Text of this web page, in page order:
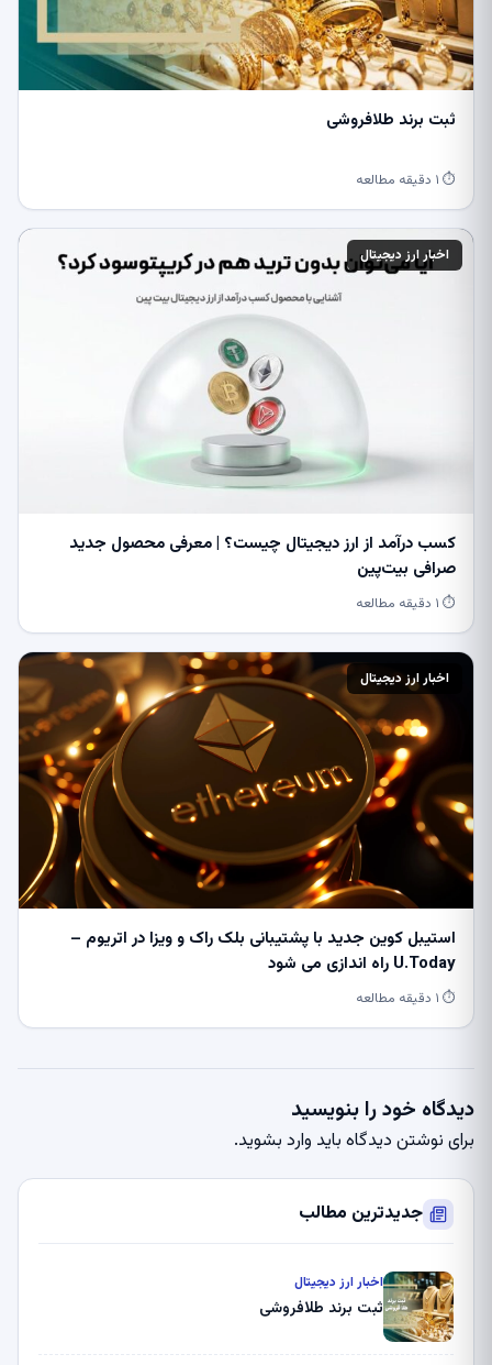
ثبت برند طلافروشی
⏱ ۱ دقیقه مطالعه
اخبار ارز دیجیتال
کسب درآمد از ارز دیجیتال چیست؟ | معرفی محصول جدید
صرافی بیت‌پین
⏱ ۱ دقیقه مطالعه
اخبار ارز دیجیتال
استیبل کوین جدید با پشتیبانی بلک راک و ویزا در اتریوم –
U.Today راه اندازی می شود
⏱ ۱ دقیقه مطالعه
دیدگاه خود را بنویسید
برای نوشتن دیدگاه باید وارد بشوید.
جدیدترین مطالب
اخبار ارز دیجیتال
ثبت برند طلافروشی